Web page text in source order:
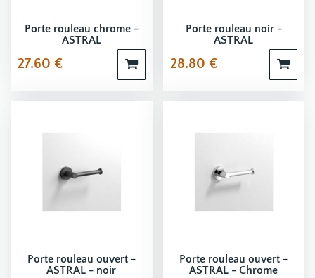
Porte rouleau chrome -
ASTRAL
27.60 €
Porte rouleau noir -
ASTRAL
28.80 €
Porte rouleau ouvert -
ASTRAL - noir
Porte rouleau ouvert -
ASTRAL - Chrome